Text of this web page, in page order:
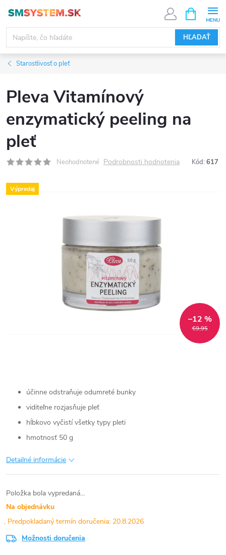
obsah
HĽADAŤ
KOŠÍK
Starostlivosť o pleť
Pleva Vitamínový
enzymatický peeling na
pleť
Neohodnotené Podrobnosti hodnotenia Kód: 617
Výpredaj
€9,95
–12 %
účinne odstraňuje odumreté bunky
viditeľne rozjasňuje pleť
hĺbkovo vyčistí všetky typy pleti
hmotnosť 50 g
Detailné informácie
Položka bola vypredaná…
Na objednávku
20.8.2026
Možnosti doručenia